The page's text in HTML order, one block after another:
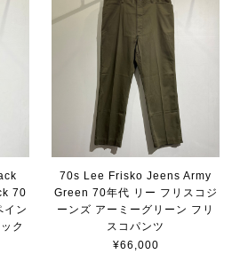
70
イン
ク
70s Lee Frisko Jeens Army
Green 70年代 リー フリスコジ
ーンズ アーミーグリーン フリ
スコパンツ
¥66,000